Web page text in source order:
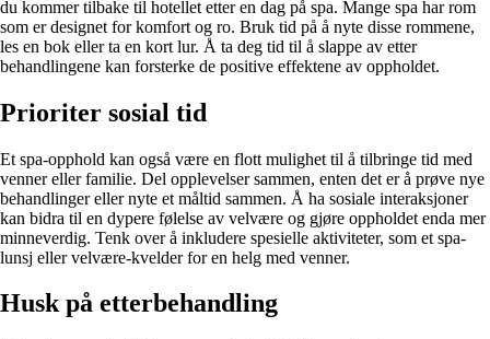
du kommer tilbake til hotellet etter en dag på spa. Mange spa har rom
som er designet for komfort og ro. Bruk tid på å nyte disse rommene,
les en bok eller ta en kort lur. Å ta deg tid til å slappe av etter
behandlingene kan forsterke de positive effektene av oppholdet.
Prioriter sosial tid
Et spa-opphold kan også være en flott mulighet til å tilbringe tid med
venner eller familie. Del opplevelser sammen, enten det er å prøve nye
behandlinger eller nyte et måltid sammen. Å ha sosiale interaksjoner
kan bidra til en dypere følelse av velvære og gjøre oppholdet enda mer
minneverdig. Tenk over å inkludere spesielle aktiviteter, som et spa-
lunsj eller velvære-kvelder for en helg med venner.
Husk på etterbehandling